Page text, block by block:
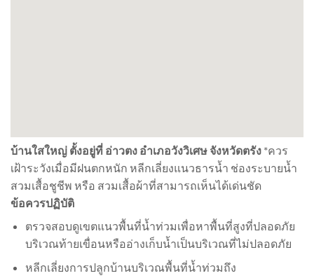
บ้านใสใหญ่ ตั้งอยู่ที่ อ่าวตง อำเภอวังวิเศษ จังหวัดตรัง *ควร
เฝ้าระวังเมื่อมีฝนตกหนัก หลีกเลี่ยงแนวธารน้ำ ช่องระบายน้ำ
สวมเสื้อชูชีพ หรือ สวมเสื้อผ้าที่สามารถเห็นได้เด่นชัด
ข้อควรปฏิบัติ
ตรวจสอบดูเขตแนวพื้นที่น้ำท่วมเพื่อหาพื้นที่สูงที่ปลอดภัย
บริเวณท้ายเขื่อนหรืออ่างเก็บน้ำเป็นบริเวณที่ไม่ปลอดภัย
หลีกเลี่ยงการปลูกบ้านบริเวณพื้นที่น้ำท่วมถึง